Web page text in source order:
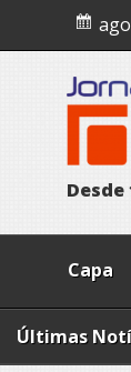
content
Desde
Capa
Últimas
FISHING